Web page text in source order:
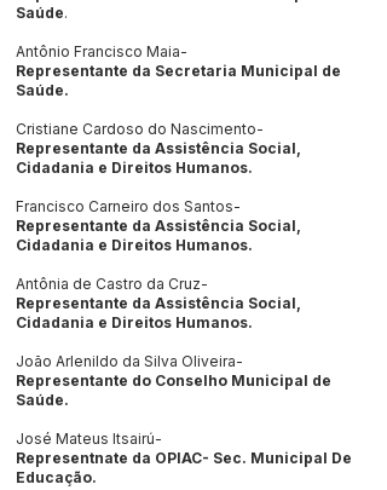
Saúde.
Antônio Francisco Maia-
Representante da Secretaria Municipal de
Saúde.
Cristiane Cardoso do Nascimento-
Representante da Assistência Social,
Cidadania e Direitos Humanos.
Francisco Carneiro dos Santos-
Representante da Assistência Social,
Cidadania e Direitos Humanos.
Antônia de Castro da Cruz-
Representante da Assistência Social,
Cidadania e Direitos Humanos.
João Arlenildo da Silva Oliveira-
Representante do Conselho Municipal de
Saúde.
José Mateus Itsairú-
Representnate da OPIAC- Sec. Municipal De
Educação.